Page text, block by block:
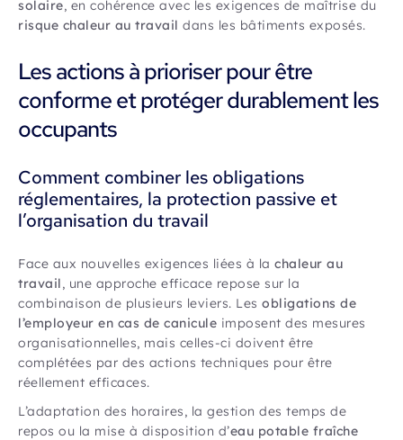
solaire, en cohérence avec les exigences de maîtrise du
risque chaleur au travail dans les bâtiments exposés.
Les actions à prioriser pour être
conforme et protéger durablement les
occupants
Comment combiner les obligations
réglementaires, la protection passive et
l’organisation du travail
Face aux nouvelles exigences liées à la chaleur au
travail, une approche efficace repose sur la
combinaison de plusieurs leviers. Les obligations de
l’employeur en cas de canicule imposent des mesures
organisationnelles, mais celles-ci doivent être
complétées par des actions techniques pour être
réellement efficaces.
L’adaptation des horaires, la gestion des temps de
repos ou la mise à disposition d’eau potable fraîche